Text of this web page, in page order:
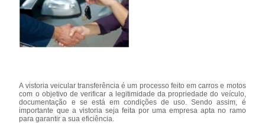
A vistoria veicular transferência é um processo feito em carros e motos
com o objetivo de verificar a legitimidade da propriedade do veículo,
documentação e se está em condições de uso. Sendo assim, é
importante que a vistoria seja feita por uma empresa apta no ramo
para garantir a sua eficiência.